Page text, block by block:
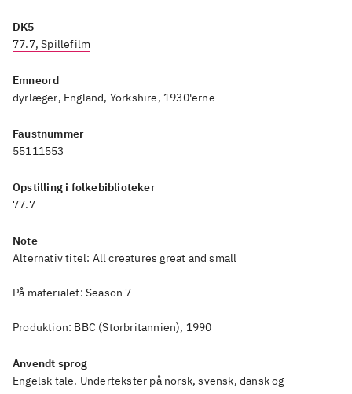
DK5
77.7, Spillefilm
Emneord
dyrlæger, England, Yorkshire, 1930'erne
Faustnummer
55111553
Opstilling i folkebiblioteker
77.7
Note
Alternativ titel: All creatures great and small
På materialet: Season 7
Produktion: BBC (Storbritannien), 1990
Anvendt sprog
Engelsk tale. Undertekster på norsk, svensk, dansk og